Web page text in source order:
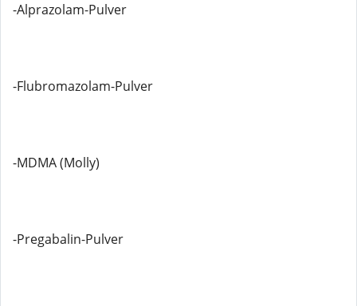
-Alprazolam-Pulver
-Flubromazolam-Pulver
-MDMA (Molly)
-Pregabalin-Pulver